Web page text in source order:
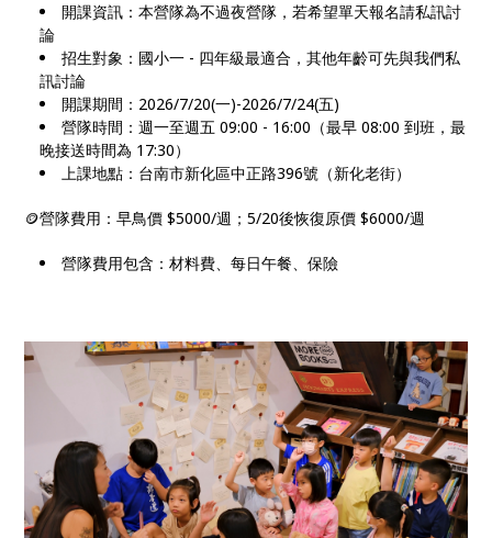
開課資訊：本營隊為不過夜營隊，若希望單天報名請私訊討
論
招生對象：國小一 - 四年級最適合，其他年齡可先與我們私
訊討論
開課期間：2026/7/20(一)-2026/7/24(五)
營隊時間：週一至週五 09:00 - 16:00（最早 08:00 到班，最
晚接送時間為 17:30）
上課地點：台南市新化區中正路396號（新化老街）
🪙營隊費用：早鳥價 $5000/週；5/20後恢復原價 $6000/週
營隊費用包含：材料費、每日午餐、保險